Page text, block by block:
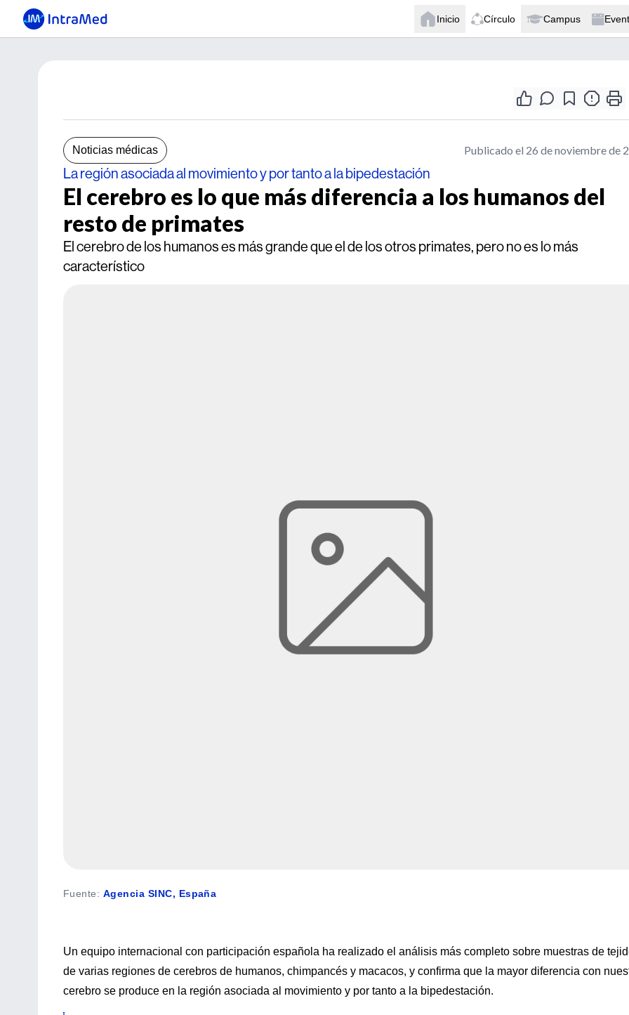
Inicio Círculo Campus
Noticias médicas Publicado el 26 de noviembre de
La región asociada al movimiento y por tanto a la bipedestación
El cerebro es lo que más diferencia a los humanos del
resto de primates
El cerebro de los humanos es más grande que el de los otros primates, pero no es lo más
característico
Fuente: Agencia SINC, España
Un equipo internacional con participación española ha realizado el análisis más completo sobre muestras de
de varias regiones de cerebros de humanos, chimpancés y macacos, y confirma que la mayor diferencia con
cerebro se produce en la región asociada al movimiento y por tanto a la bipedestación.